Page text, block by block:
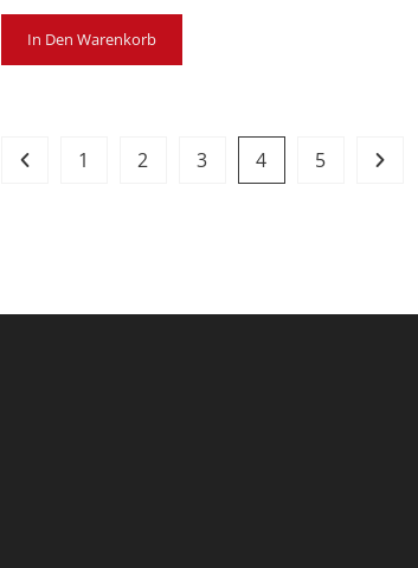
In Den Warenkorb
1 2 3 4 5